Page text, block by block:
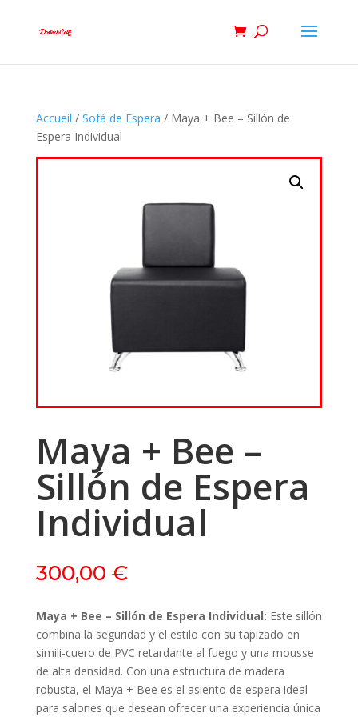
Accueil / Sofá de Espera / Maya + Bee – Sillón de
Espera Individual
Maya + Bee –
Sillón de Espera
Individual
300,00 €
Maya + Bee – Sillón de Espera Individual: Este sillón
combina la seguridad y el estilo con su tapizado en
simili-cuero de PVC retardante al fuego y una mousse
de alta densidad. Con una estructura de madera
robusta, el Maya + Bee es el asiento de espera ideal
para salones que desean ofrecer una experiencia única